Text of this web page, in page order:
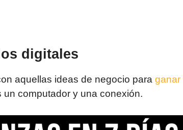
digitales
aquellas ideas de negocio para ganar
computador y una conexión.